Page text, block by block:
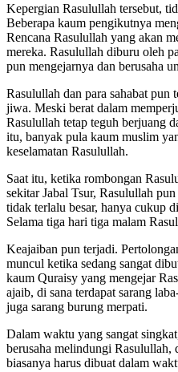
Kepergian Rasulullah tersebut,
Beberapa kaum pengikutnya
Rencana Rasulullah yang akan
mereka. Rasulullah diburu oleh
pun mengejarnya dan berusaha
Rasulullah dan para sahabat pun
jiwa. Meski berat dalam
Rasulullah tetap teguh berjuang
itu, banyak pula kaum muslim
keselamatan Rasulullah.
Saat itu, ketika rombongan
sekitar Jabal Tsur, Rasulullah
tidak terlalu besar, hanya cukup
Selama tiga hari tiga malam
Keajaiban pun terjadi.
muncul ketika sedang sangat
kaum Quraisy yang mengejar
ajaib, di sana terdapat sarang
juga sarang burung merpati.
Dalam waktu yang sangat
berusaha melindungi Rasulullah,
biasanya harus dibuat dalam